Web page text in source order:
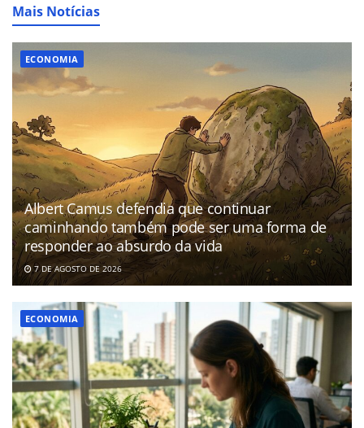
Mais Notícias
ECONOMIA
Albert Camus defendia que continuar
caminhando também pode ser uma forma de
responder ao absurdo da vida
7 DE AGOSTO DE 2026
ECONOMIA